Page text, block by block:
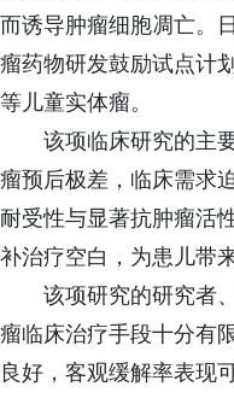
而诱导肿瘤细胞凋亡。
瘤药物研发鼓励试点计
等儿童实体瘤。
该项临床研究的主
瘤预后极差，临床需求
耐受性与显著抗肿瘤活
补治疗空白，为患儿带
该项研究的研究者
瘤临床治疗手段十分有
良好，客观缓解率表现